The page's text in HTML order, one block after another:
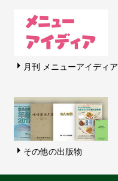
月刊 メニューアイディア
その他の出版物